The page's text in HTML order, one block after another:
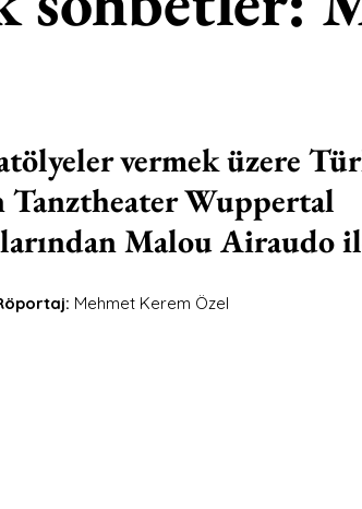
TOZ PORTRELER ON SORULUK
vermek üzere
Tanztheater Wuppertal
Malou Airaudo
Mehmet Kerem Özel